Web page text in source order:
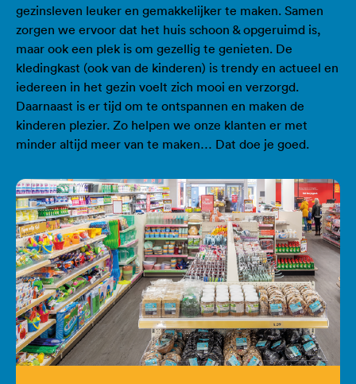
gezinsleven leuker en gemakkelijker te maken. Samen
zorgen we ervoor dat het huis schoon & opgeruimd is,
maar ook een plek is om gezellig te genieten. De
kledingkast (ook van de kinderen) is trendy en actueel en
iedereen in het gezin voelt zich mooi en verzorgd.
Daarnaast is er tijd om te ontspannen en maken de
kinderen plezier. Zo helpen we onze klanten er met
minder altijd meer van te maken… Dat doe je goed.